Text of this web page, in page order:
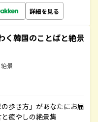
詳細を見る
く韓国のことばと絶景
景
歩き方」があなたにお届
癒やしの絶景集